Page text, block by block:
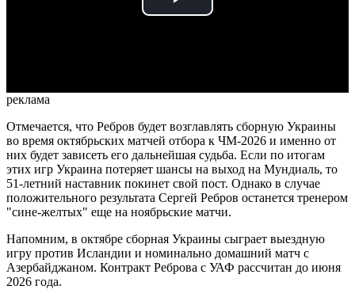
Play
реклама
Отмечается, что Ребров будет возглавлять сборную Украины
во время октябрьских матчей отбора к ЧМ-2026 и именно от
них будет зависеть его дальнейшая судьба. Если по итогам
этих игр Украина потеряет шансы на выход на Мундиаль, то
51-летний наставник покинет свой пост. Однако в случае
положительного результата Сергей Ребров останется тренером
"сине-желтых" еще на ноябрьские матчи.
Напомним, в октябре сборная Украины сыграет выездную
игру против Исландии и номинально домашний матч с
Азербайджаном. Контракт Реброва с УАФ рассчитан до июня
2026 года.